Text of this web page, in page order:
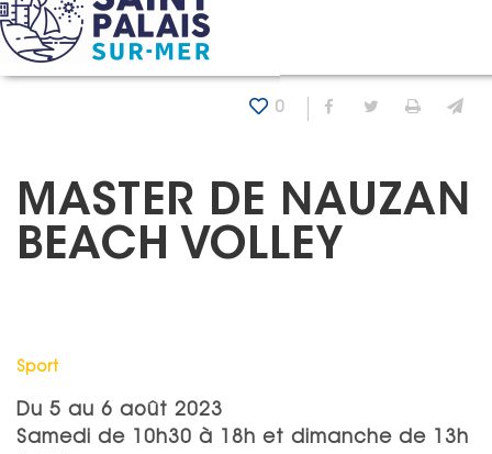
Panneau de gestion des cookies
Accueil Agenda
0 Partager sur
Partager
MASTER DE NAUZAN
BEACH VOLLEY
Catégorie : "
Sport
Du 5 au 6 août 2023
Samedi de 10h30 à 18h et dimanche de 13h